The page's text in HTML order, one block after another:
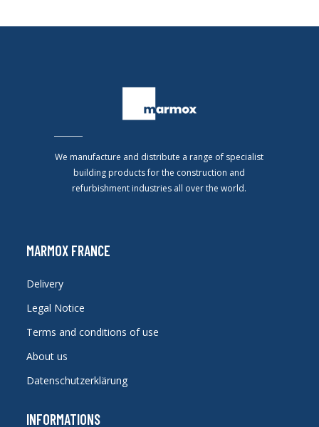
We manufacture and distribute a range of specialist
building products for the construction and
refurbishment industries all over the world.
MARMOX FRANCE
Delivery
Legal Notice
Terms and conditions of use
About us
Datenschutzerklärung
INFORMATIONS